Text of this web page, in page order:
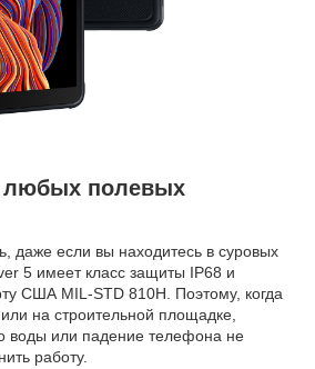
любых полевых
даже если вы находитесь в суровых
5 имеет класс защиты IP68 и
США MIL-STD 810H. Поэтому, когда
на строительной площадке,
воды или падение телефона не
работу.